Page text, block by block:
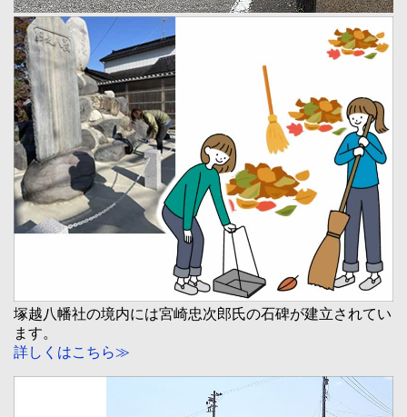
塚越八幡社の境内には宮崎忠次郎氏の石碑が建立されてい
ます。
詳しくはこちら≫